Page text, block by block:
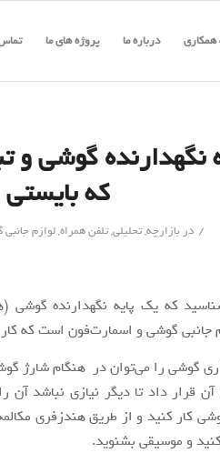
درباره ما پروژه های ما
نگهدارنده گوشی
که
/ دربازارچه,تحلیلی,تلفن همراه,لوازم
که یک پایه نگهدارنده گوشی
جانبی گوشی و اسمارت‌فون است که
گوشی را می‌توان در هنگام شارژ
قرار داد تا دیگر نیازی نباشد آن
کار کنید و از طریق هندزفری
کنید و موسیقی بشنوید.